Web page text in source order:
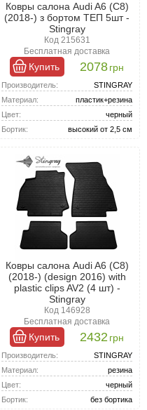
Ковры салона Audi A6 (C8)
(2018-) з бортом ТЕП 5шт -
Stingray
Код 215631
Бесплатная доставка
Купить 2078грн
Производитель:
STINGRAY
Материал:
пластик+резина
Цвет:
черный
Бортик:
высокий от 2,5 см
Ковры салона Audi A6 (C8)
(2018-) (design 2016) with
plastic clips AV2 (4 шт) -
Stingray
Код 146928
Бесплатная доставка
Купить 2432 грн
Производитель:
STINGRAY
Материал:
резина
Цвет:
черный
Бортик:
без бортика